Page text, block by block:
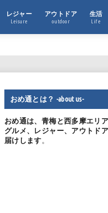
レジャー
Leisure
アウトドア
outdoor
生活
Life
おめ通とは？ -about us-
おめ通は、青梅と西多摩エリ
グルメ、レジャー、アウトド
届けします。